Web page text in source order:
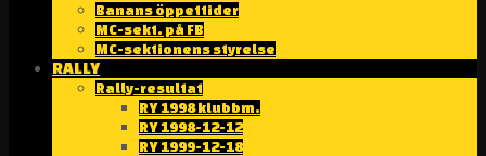
Banans öppettider
MC-sekt. på FB
MC-sektionens styrelse
RALLY
Rally-resultat
RY 1998 klubbm.
RY 1998-12-12
RY 1999-12-18